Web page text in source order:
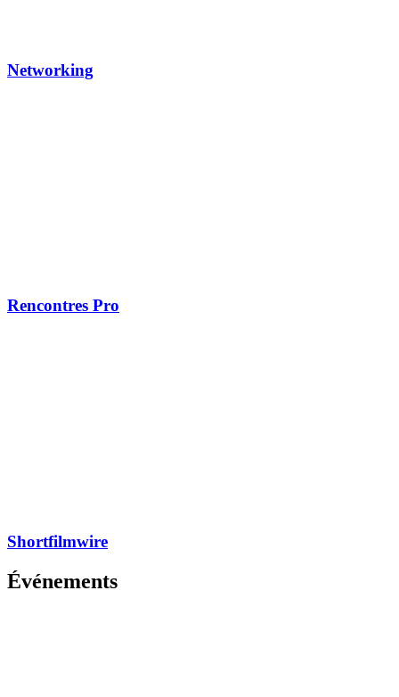
Networking
Rencontres Pro
Shortfilmwire
Événements